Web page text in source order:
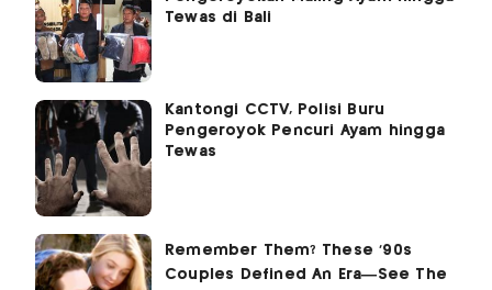
Tewas di Bali
Kantongi CCTV, Polisi Buru
Pengeroyok Pencuri Ayam hingga
Tewas